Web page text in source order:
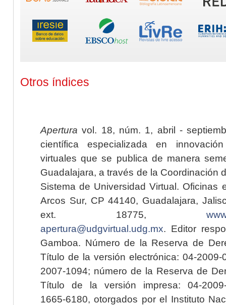
Otros índices
Apertura vol. 18, núm. 1, abril -
científica especializada en
virtuales que se publica de manera
Guadalajara, a través de la Coordinación
Sistema de Universidad Virtual. Oficinas
Arcos Sur, CP 44140, Guadalajara,
ext. 18775,
apertura@udgvirtual.udg.mx. Editor
Gamboa. Número de la Reserva de
Título de la versión electrónica: 04-2009-
2007-1094; número de la Reserva de
Título de la versión impresa: 04-2009-
1665-6180, otorgados por el Instituto